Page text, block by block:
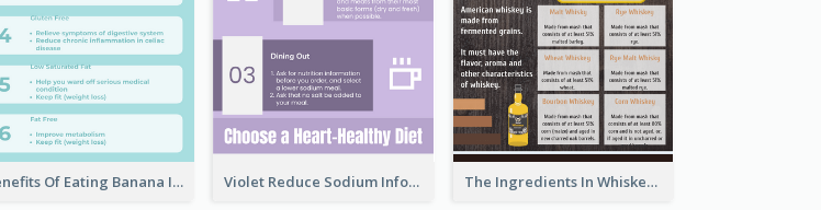
Benefits Of Eating Banana Infographic Violet Reduce Sodium Infographic Idea Design The Ingredients In Whiskey Infographic